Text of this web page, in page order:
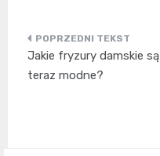
Nawigacja
wpisu
Jakie fryzury damskie są
teraz modne?